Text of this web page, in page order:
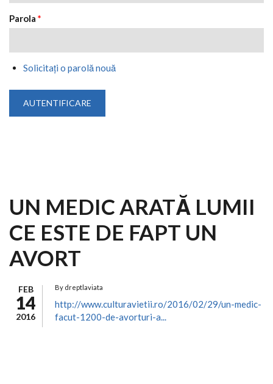
Parola *
Solicitaţi o parolă nouă
UN MEDIC ARATĂ LUMII
CE ESTE DE FAPT UN
AVORT
FEB
14
2016
By dreptlaviata
http://www.culturavietii.ro/2016/02/29/un-medic-
facut-1200-de-avorturi-a...